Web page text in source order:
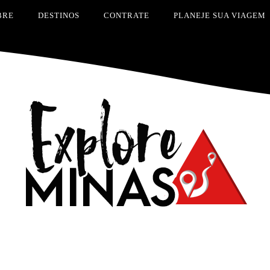
DESTINOS CONTRATE PLANEJE SUA VIAGEM